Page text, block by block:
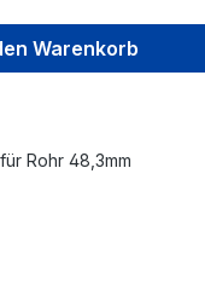
Warenkorb